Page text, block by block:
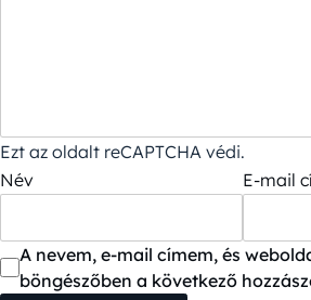
Ezt az oldalt reCAPTCHA védi.
Név
E-mail
A nevem, e-mail címem, és
böngészőben a következő